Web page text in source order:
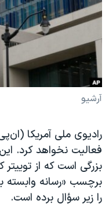
فرهنگ و زندگی
حقوق شهروندی
اقتصادی
علم و فناوری
اسرائیل در جنگ
آرشیو پخش زنده
مستندها
انتخابات ریاست جمهوری
حمله جمهوری اسلامی به
رمز مهسا
ورزش زنان در ایران
مجموعه مستندهای
تریبونال مردمی آبان ۹۸
دادگاه حمید نوری
چهل سال گروگان‌گیری
دنبال کنید
زبانهای مختلف
آرشیو
رادیوی ملی آمریکا
فعالیت نخواهد کرد.
بزرگی است که از
برچسب «رسانه وابسته
را زیر سؤال برده است.